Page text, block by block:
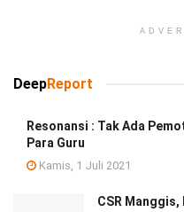
DeepReport
Resonansi : Tak Ada
Para Guru
Kamis, 1 Juli 2021
CSR